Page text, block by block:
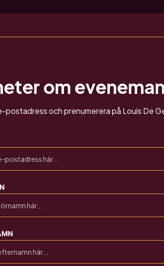
om
postadress och prenumerera på Louis De